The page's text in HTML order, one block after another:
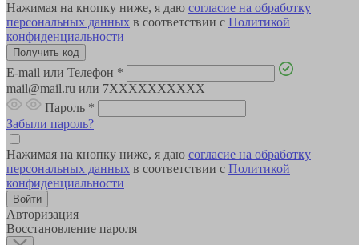
Нажимая на кнопку ниже, я даю согласие на обработку
персональных данных в соответствии с Политикой
конфиденциальности
E-mail или Телефон *
mail@mail.ru или 7XXXXXXXXXX
Пароль *
Забыли пароль?
Нажимая на кнопку ниже, я даю согласие на обработку
персональных данных в соответствии с Политикой
конфиденциальности
Авторизация
Восстановление пароля